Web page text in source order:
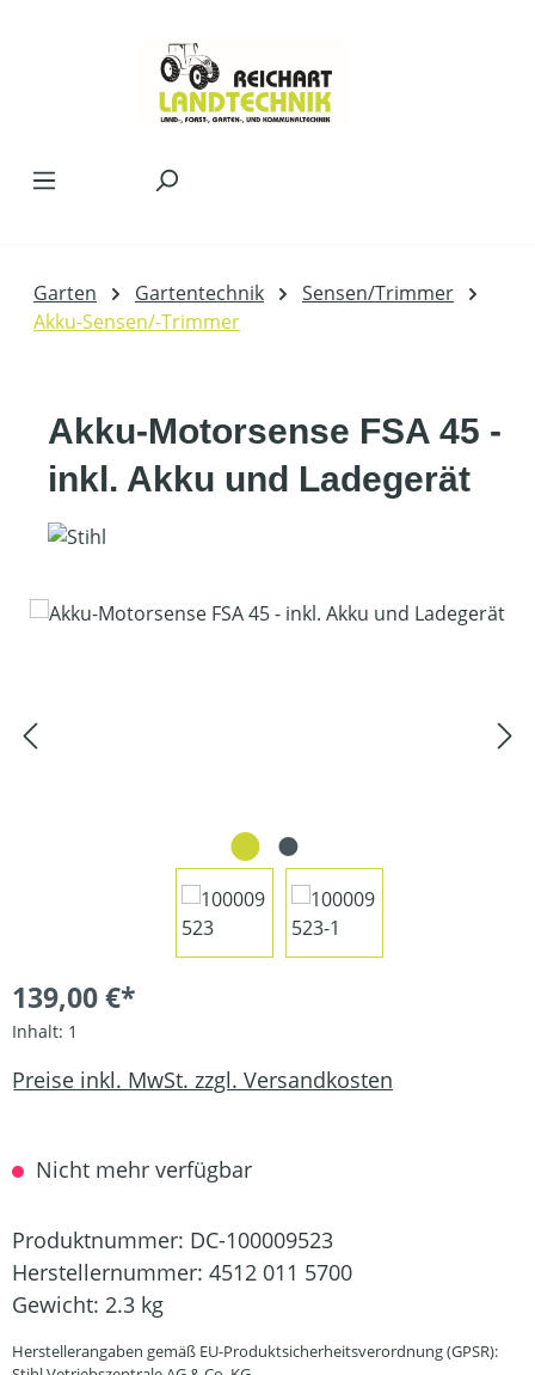
Garten Gartentechnik
Sensen/Trimmer
Akku-Sensen/-Trimmer
Akku-Motorsense FSA 45 -
inkl. Akku und Ladegerät
Bildergalerie überspringen
139,00 €*
Inhalt: 1
Preise inkl. MwSt. zzgl. Versandkosten
Nicht mehr verfügbar
Produktnummer: DC-100009523
Herstellernummer: 4512 011 5700
Gewicht: 2.3 kg
Herstellerangaben gemäß EU-Produktsicherheitsverordnung (GPSR):